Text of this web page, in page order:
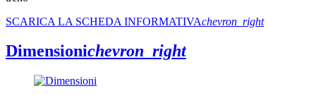
SCARICA LA SCHEDA INFORMATIVAchevron_right
Dimensionichevron_right